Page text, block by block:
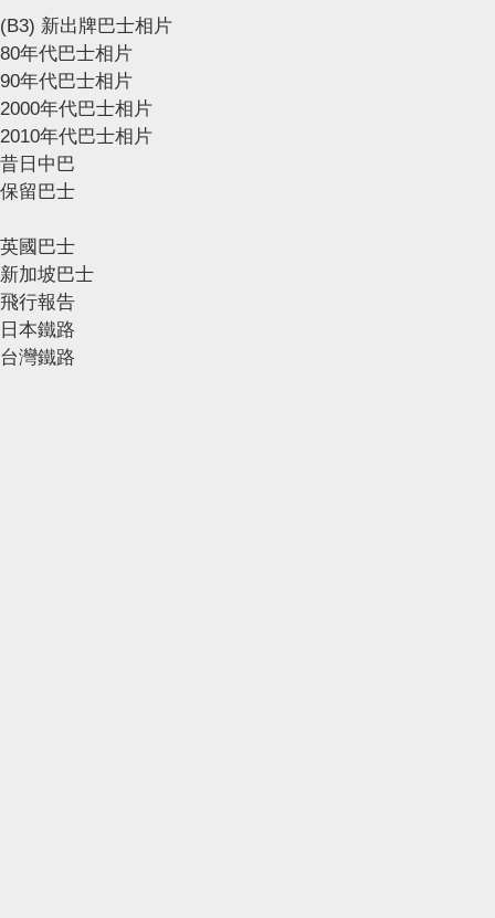
(B3) 新出牌巴士相片
80年代巴士相片
90年代巴士相片
2000年代巴士相片
2010年代巴士相片
昔日中巴
保留巴士
英國巴士
新加坡巴士
飛行報告
日本鐵路
台灣鐵路